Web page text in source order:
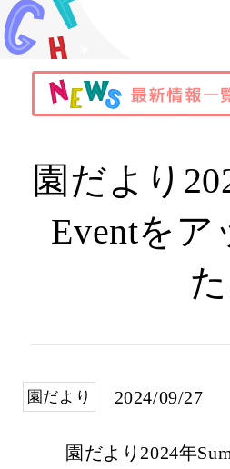
園だより
Eventをア
た
園だより 2024/09/27
園だより2024年